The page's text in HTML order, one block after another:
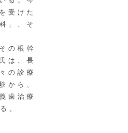
受けた
」、そ
の根幹
は、長
の診療
から、
歯治療
。